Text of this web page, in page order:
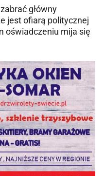
główny
jest ofiarą politycznej
oświadczeniu mija się